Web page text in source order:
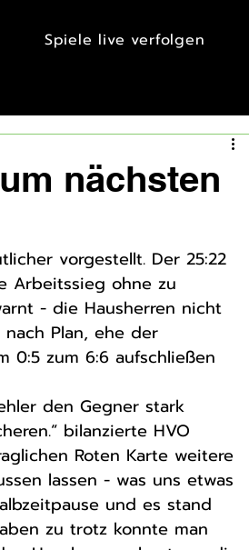
Spiele live verfolgen
nächsten
vorgestellt. Der 25:22
Arbeitssieg ohne zu
- die Hausherren nicht
Plan, ehe der
0:5 zum 6:6 aufschließen
den Gegner stark
bilanzierte HVO
Roten Karte weitere
lassen - was uns etwas
und es stand
zu trotz konnte man